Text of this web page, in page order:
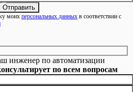
моих персональных данных в соответствии с
инженер по автоматизации
по всем вопросам